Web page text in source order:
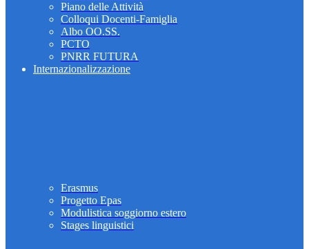
Piano delle Attività
Colloqui Docenti-Famiglia
Albo OO.SS.
PCTO
PNRR FUTURA
Internazionalizzazione
Erasmus
Progetto Epas
Modulistica soggiorno estero
Stages linguistici